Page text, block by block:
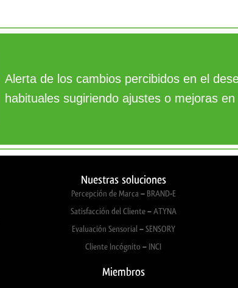
Alerta de los cambios percibidos en el
habituales sugiriendo ajustes o mejoras
Nuestras soluciones
Percepción de Marca – BRAND-E
Satisfacción del Cliente – ATYNA
Evaluación Sensorial – SENSORY
Cliente Incógnito – INCI
Miembros